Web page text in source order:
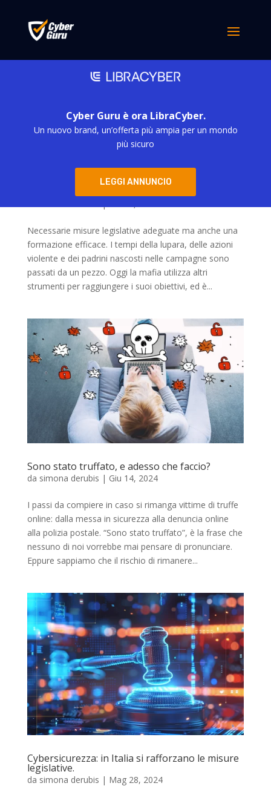
Cyber Guru è ora LibraCyber.
Un nuovo brand, un’offerta più ampia per un mondo
più sicuro
LEGGI ANNUNCIO
Dalla lupara al dark web, l’evoluzione delle
Necessarie misure legislative adeguate ma anche una
formazione efficace. I tempi della lupara, delle azioni
violente e dei padrini nascosti nelle campagne sono
passati da un pezzo. Oggi la mafia utilizza altri
strumenti per raggiungere i suoi obiettivi, ed è...
Sono stato truffato, e adesso che faccio?
da simona derubis | Giu 14, 2024
I passi da compiere in caso si rimanga vittime di truffe
online: dalla messa in sicurezza alla denuncia online
alla polizia postale. “Sono stato truffato”, è la frase che
nessuno di noi vorrebbe mai pensare di pronunciare.
Eppure sappiamo che il rischio di rimanere...
Cybersicurezza: in Italia si rafforzano le misure
legislative.
da simona derubis | Mag 28, 2024